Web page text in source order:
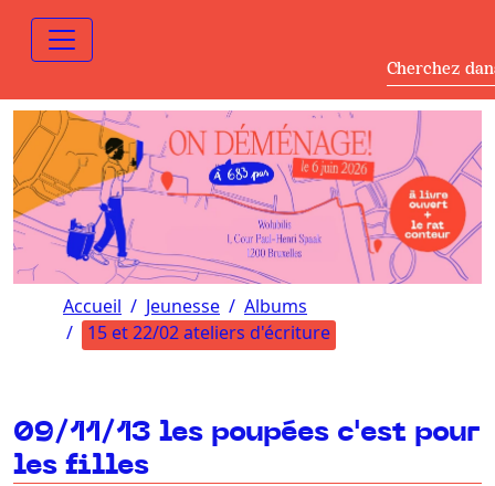
Cherchez
Accueil Jeunesse
Albums
15 et 22/02 ateliers d'écriture
09/11/13 les poupées c'est pour
les filles